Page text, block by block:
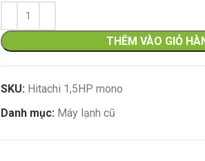
Đặc điểm nổi bật
thước tủ nhỏ gọn,
Kính hai lớp
thành tủ dày giữ
THÊM VÀO GIỎ
SKU: Hitachi 1,5HP mono
Danh mục: Máy lạnh cũ